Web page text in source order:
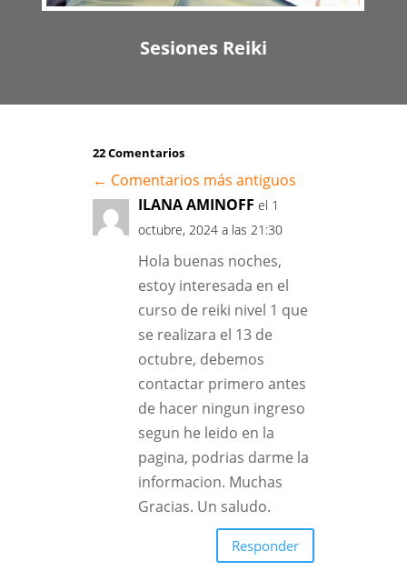
Sesiones Reiki
22 Comentarios
← Comentarios más antiguos
ILANA AMINOFF el 1
octubre, 2024 a las 21:30
Hola buenas noches,
estoy interesada en el
curso de reiki nivel 1 que
se realizara el 13 de
octubre, debemos
contactar primero antes
de hacer ningun ingreso
segun he leido en la
pagina, podrias darme la
informacion. Muchas
Gracias. Un saludo.
Responder